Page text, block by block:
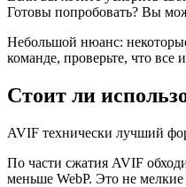
Готовы попробовать? Вы
Небольшой нюанс:
команде, проверьте, что все
Стоит ли
AVIF технически лучший
По части сжатия AVIF
меньше WebP. Это не